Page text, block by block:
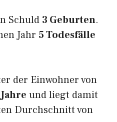
Schuld 3 Geburten.
Jahr 5 Todesfälle
der Einwohner von
und liegt damit
Durchschnitt von